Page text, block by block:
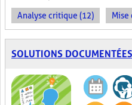
Analyse critique (12) Mise
SOLUTIONS DOCUMENTÉES